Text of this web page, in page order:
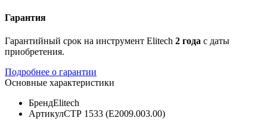
Гарантия
Гарантийный срок на инструмент Elitech 2 года с даты
приобретения.
Подробнее о гарантии
Основные характеристики
БрендElitech
АртикулСТР 1533 (E2009.003.00)